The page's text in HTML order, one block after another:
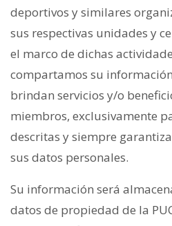
deportivos y similares
sus respectivas unidades y
el marco de dichas
compartamos su
brindan servicios y/o
miembros, exclusivamente
descritas y siempre
sus datos personales.
Su información será
datos de propiedad de la